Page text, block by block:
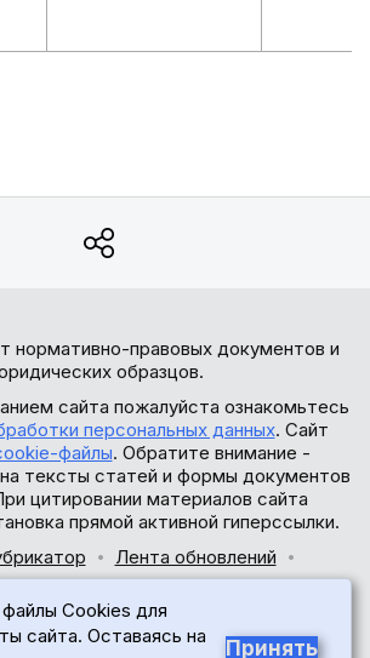
нормативно-правовых документов и
образцов.
сайта пожалуйста ознакомьтесь
персональных данных. Сайт
файлы. Обратите внимание -
тексты статей и формы документов
цитировании материалов сайта
прямой активной гиперссылки.
Лента обновлений
© 2017-2026
Cookies для
сайта. Оставаясь на
Принять